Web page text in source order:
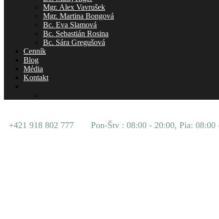
Mgr. Alex Vavrušek
Mgr. Martina Bongová
Bc. Eva Slamová
Bc. Sebastián Rosina
Bc. Sára Gregušová
Cenník
Blog
Média
Kontakt
+421 918 802 777 Pon-Štv : 08:00 - 20:00, Pia: 08:00